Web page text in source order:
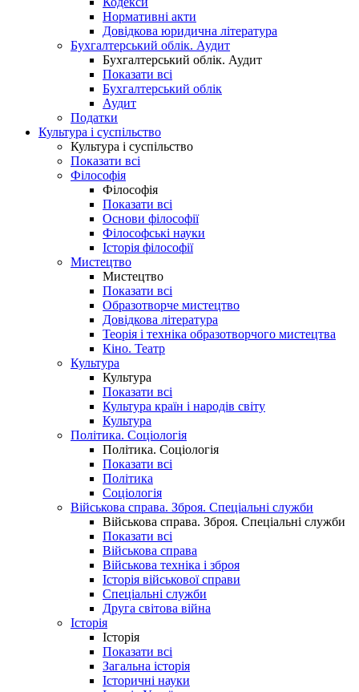
Нормативні акти
Довідкова юридична література
Бухгалтерський облік. Аудит
Бухгалтерський облік. Аудит
Показати всі
Бухгалтерський облік
Аудит
Податки
Культура і суспільство
Культура і суспільство
Показати всі
Філософія
Філософія
Показати всі
Основи філософії
Філософські науки
Історія філософії
Мистецтво
Мистецтво
Показати всі
Образотворче мистецтво
Довідкова література
Теорія і техніка образотворчого мистецтва
Кіно. Театр
Культура
Культура
Показати всі
Культура країн і народів світу
Культура
Політика. Соціологія
Політика. Соціологія
Показати всі
Політика
Соціологія
Військова справа. Зброя. Спеціальні служби
Військова справа. Зброя. Спеціальні служби
Показати всі
Військова справа
Військова техніка і зброя
Історія військової справи
Спеціальні служби
Друга світова війна
Історія
Історія
Показати всі
Загальна історія
Історичні науки